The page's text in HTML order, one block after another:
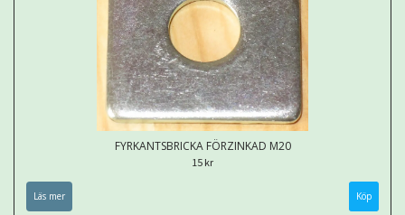
FYRKANTSBRICKA FÖRZINKAD M20
15 kr
Läs mer